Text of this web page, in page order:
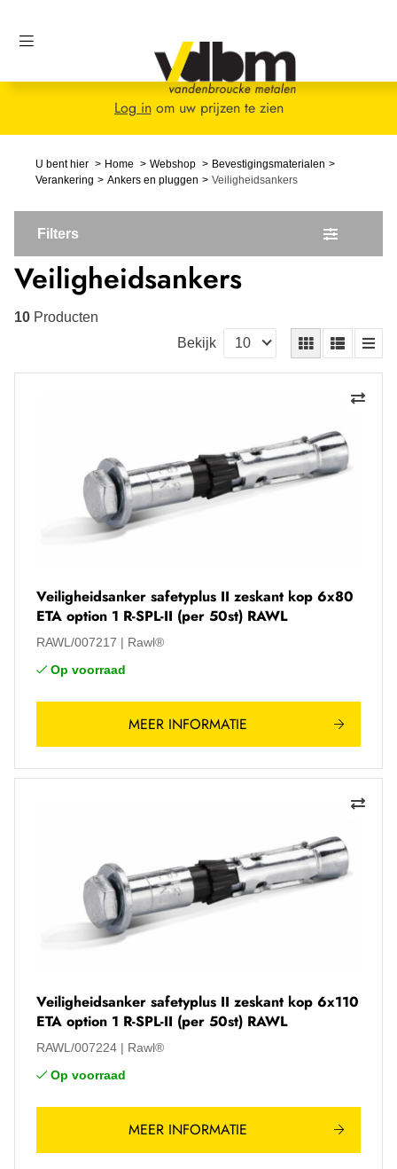
Log inom uw prijzen te zien
U bent hier Home Webshop
Bevestigingsmaterialen
Verankering
Ankers en pluggen Veiligheidsankers
Filters
Veiligheidsankers
10 Producten
Bekijk
Veiligheidsanker safetyplus II zeskant kop 6x80
ETA option 1 R-SPL-II (per 50st) RAWL
RAWL/007217
Rawl®
Op voorraad
MEER INFORMATIE
Veiligheidsanker safetyplus II zeskant kop 6x110
ETA option 1 R-SPL-II (per 50st) RAWL
RAWL/007224
Rawl®
Op voorraad
MEER INFORMATIE